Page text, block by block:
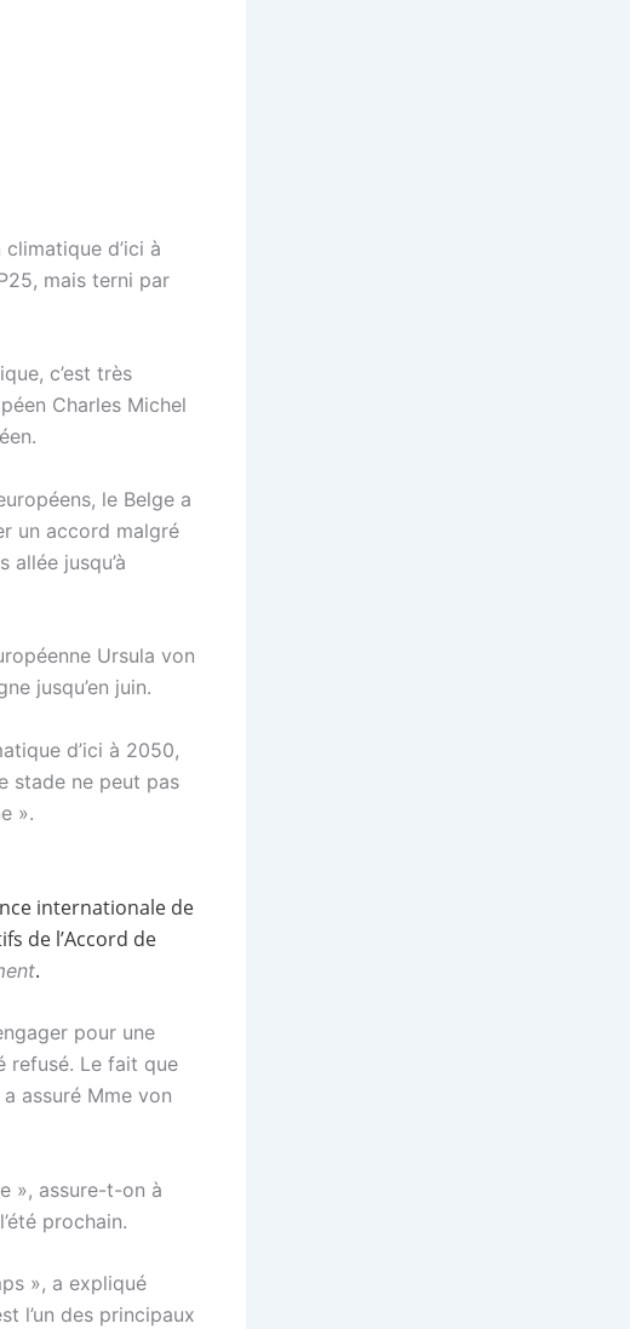
climatique d’ici à
mais terni par
c’est très
Charles Michel
le Belge a
un accord malgré
allée jusqu’à
Ursula von
jusqu’en juin.
d’ici à 2050,
stade ne peut pas
».
internationale de
de l’Accord de
.
pour une
refusé. Le fait que
assuré Mme von
», assure-t-on à
prochain.
», a expliqué
l’un des principaux